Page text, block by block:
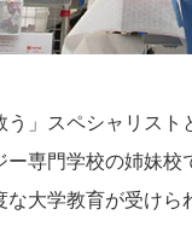
」スペシャリスト
専門学校の姉妹
大学教育が受けら